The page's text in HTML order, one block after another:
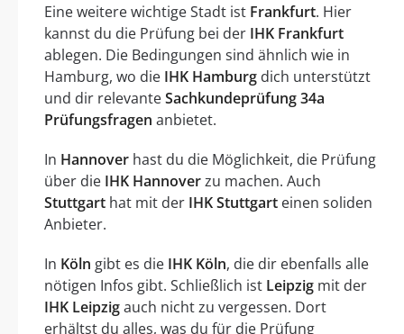
Eine weitere wichtige Stadt ist Frankfurt. Hier
kannst du die Prüfung bei der IHK Frankfurt
ablegen. Die Bedingungen sind ähnlich wie in
Hamburg, wo die IHK Hamburg dich unterstützt
und dir relevanteSachkundeprüfung 34a
Prüfungsfragen anbietet.
In Hannover hast du die Möglichkeit, die Prüfung
über die IHK Hannoverzu machen. Auch
Stuttgart hat mit der IHK Stuttgart einen soliden
Anbieter.
In Köln gibt es die IHK Köln, die dir ebenfalls alle
nötigen Infos gibt. Schließlich ist Leipzig mit der
IHK Leipzigauch nicht zu vergessen. Dort
erhältst du alles, was du für die Prüfung